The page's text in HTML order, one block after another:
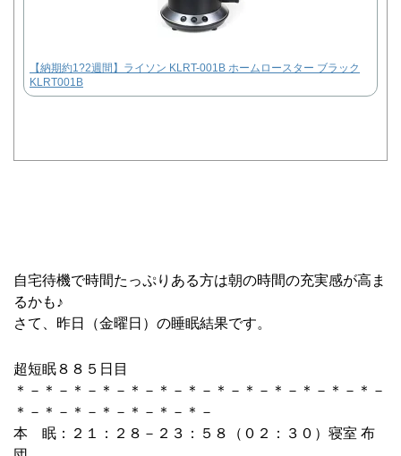
【納期約1?2週間】ライソン KLRT-001B ホームロースター ブラック
KLRT001B
自宅待機で時間たっぷりある方は朝の時間の充実感が高ま
るかも♪
さて、昨日（金曜日）の睡眠結果です。
超短眠８８５日目
＊－＊－＊－＊－＊－＊－＊－＊－＊－＊－＊－＊－＊－
＊－＊－＊－＊－＊－＊－＊－
本 眠：２１：２８－２３：５８（０２：３０）寝室 布